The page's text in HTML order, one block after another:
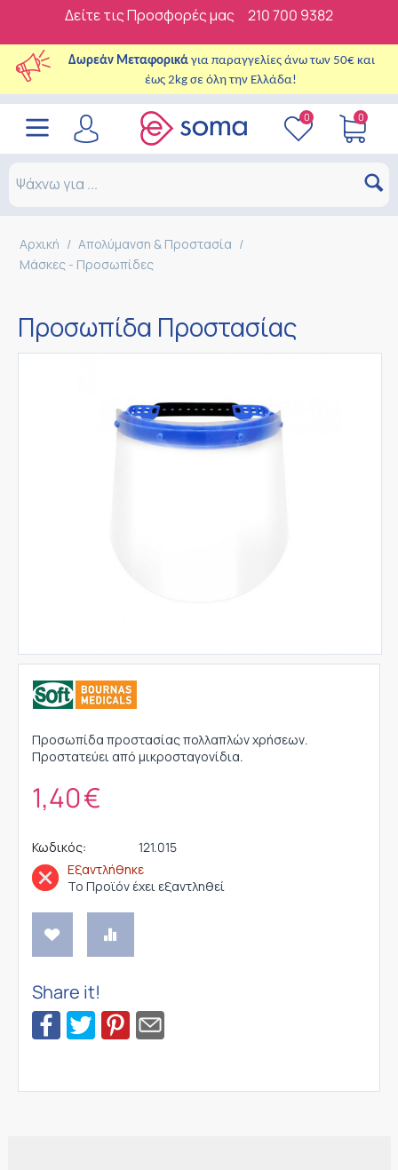
Δείτε τις Προσφορές μας 210 700 9382
Δωρεάν Μεταφορικά για παραγγελίες άνω των 50€ και
έως 2kg σε όλη την Ελλάδα!
0 0
Αρχική / Απολύμανση & Προστασία /
Μάσκες - Προσωπίδες
Προσωπίδα Προστασίας
Προσωπίδα προστασίας πολλαπλών χρήσεων.
Προστατεύει από μικροσταγονίδια.
1,40€
Κωδικός:
121.015
Εξαντλήθηκε
Το Προϊόν έχει εξαντληθεί
Share it!